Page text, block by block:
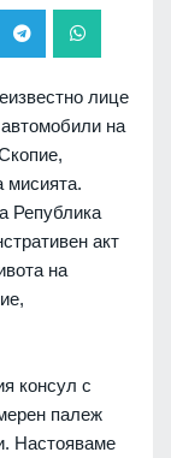
лице
на
мисията.
Република
акт
на
консул с
палеж
Настояваме